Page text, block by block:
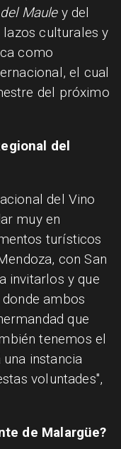
Mauley del
culturales y
como
el cual
del próximo
del
del Vino
muy en
turísticos
con San
invitarlos y que
ambos
que
tenemos el
instancia
voluntades",
de Malargüe?